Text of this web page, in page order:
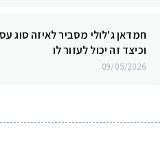
וכיצד זה יכול לעזור לו
09/05/2026